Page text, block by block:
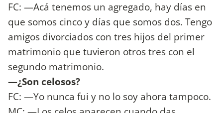
FC: —Acá tenemos un agregado, hay días en
que somos cinco y días que somos dos. Tengo
amigos divorciados con tres hijos del primer
matrimonio que tuvieron otros tres con el
segundo matrimonio.
—¿Son celosos?
FC: —Yo nunca fui y no lo soy ahora tampoco.